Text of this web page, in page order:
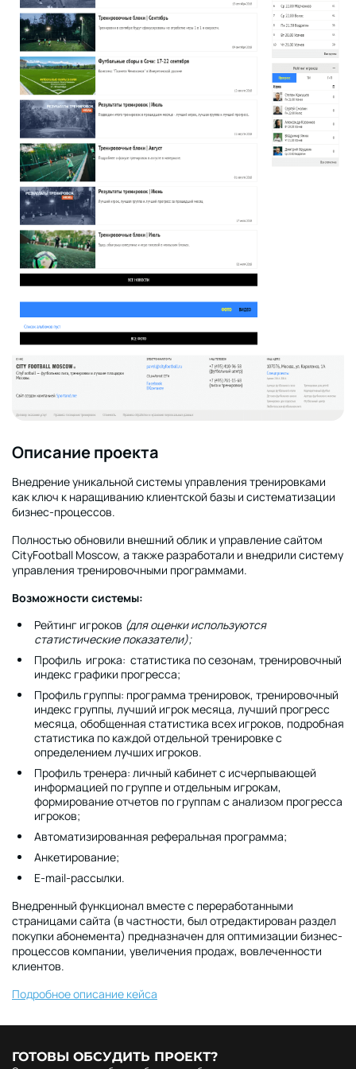
Описание проекта
Внедрение уникальной системы управления тренировками
как ключ к наращиванию клиентской базы и систематизации
бизнес-процессов.
Полностью обновили внешний облик и управление сайтом
CityFootball Moscow, а также разработали и внедрили систему
управления тренировочными программами.
Возможности системы:
Рейтинг игроков (для оценки используются
статистические показатели);
Профиль игрока: статистика по сезонам, тренировочный
индекс графики прогресса;
Профиль группы: программа тренировок, тренировочный
индекс группы, лучший игрок месяца, лучший прогресс
месяца, обобщенная статистика всех игроков, подробная
статистика по каждой отдельной тренировке с
определением лучших игроков.
Профиль тренера: личный кабинет с исчерпывающей
информацией по группе и отдельным игрокам,
формирование отчетов по группам с анализом прогресса
игроков;
Автоматизированная реферальная программа;
Анкетирование;
E-mail-рассылки.
Внедренный функционал вместе с переработанными
страницами сайта (в частности, был отредактирован раздел
покупки абонемента) предназначен для оптимизации бизнес-
процессов компании, увеличения продаж, вовлеченности
клиентов.
Подробное описание кейса
ГОТОВЫ ОБСУДИТЬ ПРОЕКТ?